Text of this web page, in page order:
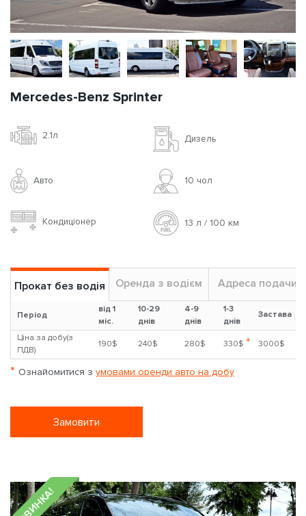
Mercedes-Benz Sprinter
2.1л Дизель
Авто 10 чoл
Кондиціонер 13 л / 100 км
Прокат без водія Оренда з водієм Адреса подачи
Період
від 1
міс.
10-29
днів
4-9
днів
1-3
днів
Застава
Ціна за добу(з
ПДВ)
190$ 240$ 280$ 330$ * 3000$
* Ознайомитися з умовами оренди авто на добу
Замовити